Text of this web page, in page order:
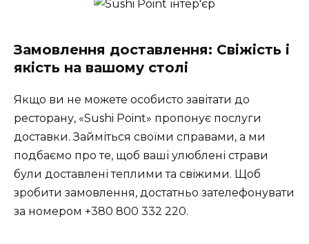
Замовлення доставлення: Свіжість і
якість на вашому столі
Якщо ви не можете особисто завітати до
ресторану, «Sushi Point» пропонує послуги
доставки. Займіться своїми справами, а ми
подбаємо про те, щоб ваші улюблені страви
були доставлені теплими та свіжими. Щоб
зробити замовлення, достатньо зателефонувати
за номером +380 800 332 220.